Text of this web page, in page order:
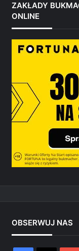
ZAKŁADY
ONLINE
OBSERWUJ NAS